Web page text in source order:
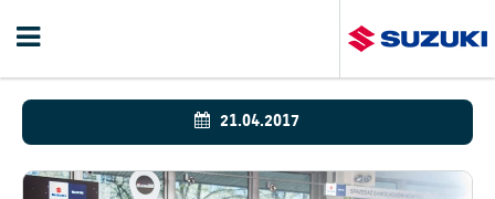
21.04.2017